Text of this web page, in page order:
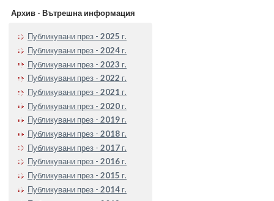
Архив - Вътрешна информация
Публикувани през - 2025 г.
Публикувани през - 2024 г.
Публикувани през - 2023 г.
Публикувани през - 2022 г.
Публикувани през - 2021 г.
Публикувани през - 2020 г.
Публикувани през - 2019 г.
Публикувани през - 2018 г.
Публикувани през - 2017 г.
Публикувани през - 2016 г.
Публикувани през - 2015 г.
Публикувани през - 2014 г.